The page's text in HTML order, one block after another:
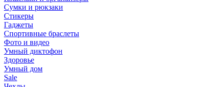
Сумки и рюкзаки
Стикеры
Гаджеты
Спортивные браслеты
Фото и видео
Умный диктофон
Здоровье
Умный дом
Sale